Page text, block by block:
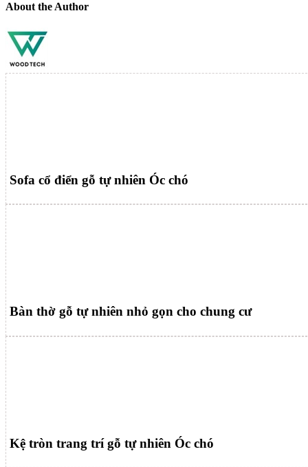
About the Author
Sofa cổ điển gỗ tự nhiên Óc chó
Bàn thờ gỗ tự nhiên nhỏ gọn cho chung cư
Kệ tròn trang trí gỗ tự nhiên Óc chó